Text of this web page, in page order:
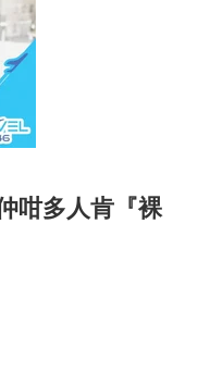
咁多人肯『裸